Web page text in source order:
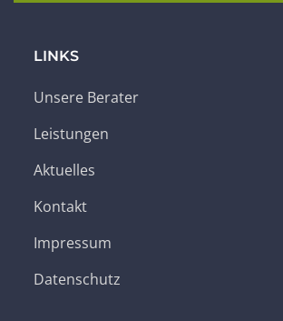
LINKS
Unsere Berater
Leistungen
Aktuelles
Kontakt
Impressum
Datenschutz